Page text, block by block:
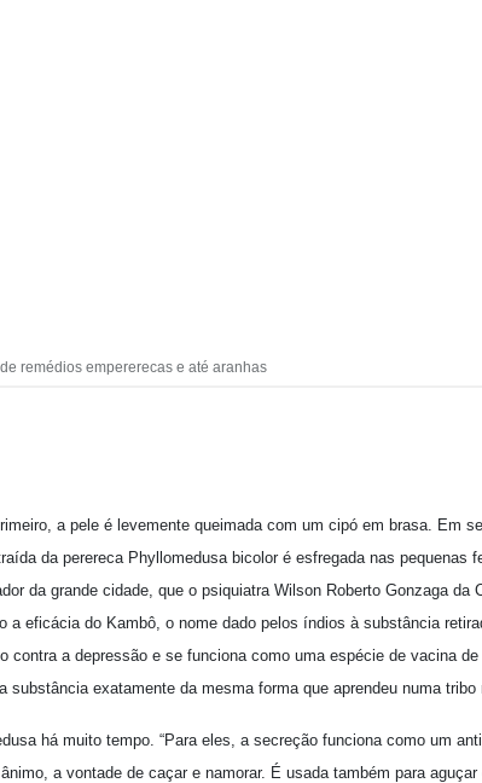
remédios empererecas e até aranhas
a pele é levemente queimada com um cipó em brasa. Em
da perereca Phyllomedusa bicolor é esfregada nas pequenas
da grande cidade, que o psiquiatra Wilson Roberto Gonzaga da
a eficácia do Kambô, o nome dado pelos índios à substância
contra a depressão e se funciona como uma espécie de vacina
substância exatamente da mesma forma que aprendeu numa tribo
há muito tempo. “Para eles, a secreção funciona como um
a vontade de caçar e namorar. É usada também para